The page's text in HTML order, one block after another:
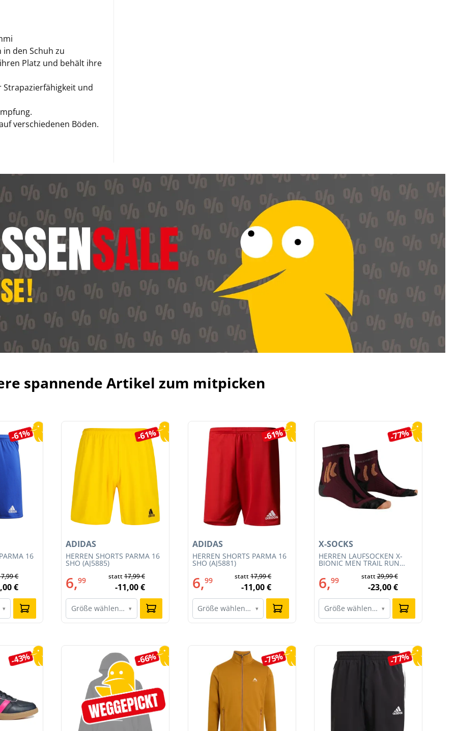
den Schuh zu
Platz und behält ihre
und
verschiedenen Böden.
spannende Artikel zum mitpicken
-61%
16
€
€
▾
-61%
HERREN SHORTS PARMA 16
SHO (AJ5885)
ADIDAS
6,99 statt17,99 €
-11,00 €
Größe wählen… ▾
-61%
HERREN SHORTS PARMA 16
SHO (AJ5881)
ADIDAS
6,99 statt17,99 €
-11,00 €
Größe wählen… ▾
-77%
HERREN LAUFSOCKEN X-
BIONIC MEN TRAIL RUN
R019)
X-SOCKS
6,99 statt29,99 €
-23,00 €
Größe wählen… ▾
-43% -66% -75% -77%